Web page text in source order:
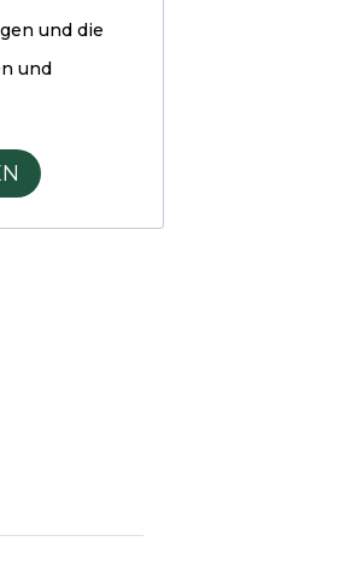
und die
und